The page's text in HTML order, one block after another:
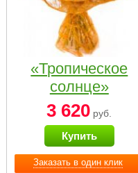
Заказать в один клик
«Тропическое
солнце»
3 620 руб.
Купить